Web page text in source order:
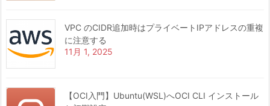
VPC のCIDR追加時はプライベートIPアドレスの重複
に注意する
11月 1, 2025
【OCI入門】Ubuntu(WSL)へOCI CLI インストール